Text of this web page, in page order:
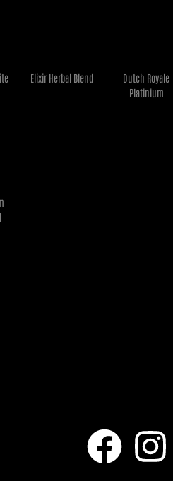
Elixir Herbal Blend
€12,95
Dutch Royale
Platinium
€20,95
Ler mais